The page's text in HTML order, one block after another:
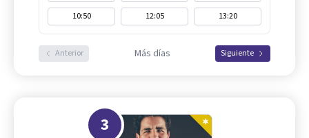
10:50
12:05 13:20
Anterior Más días Siguiente
3